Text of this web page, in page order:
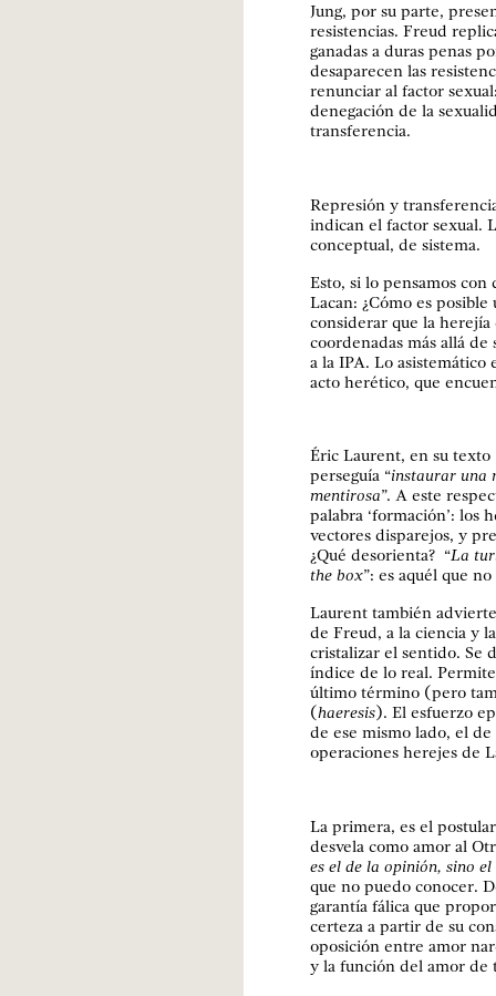
Jung, por su parte,
resistencias. Freud
ganadas a duras penas
desaparecen las
renunciar al factor
denegación de la
transferencia.
Represión y
indican el factor sexual.
conceptual, de sistema.
Esto, si lo pensamos
Lacan: ¿Cómo es
considerar que la
coordenadas más allá
a la IPA. Lo
acto herético, que
Éric Laurent, en su texto
perseguía “instaurar una
mentirosa”. A este
palabra ‘formación’: los
vectores disparejos, y
¿Qué desorienta? “La
the box”: es aquél que no
Laurent también
de Freud, a la ciencia y
cristalizar el sentido. Se
índice de lo real.
último término (pero
(haeresis). El esfuerzo
de ese mismo lado, el
operaciones herejes de
La primera, es el
desvela como amor al
es el de la opinión, sino
que no puedo conocer.
garantía fálica que
certeza a partir de su
oposición entre amor
y la función del amor de